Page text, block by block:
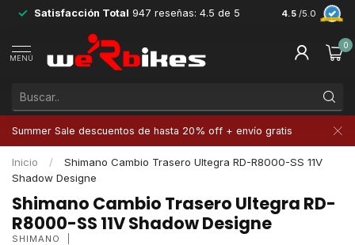
Satisfacción Total 947 reseñas: 4.5 de 5 4.5 /5.0
MENÚ
0
Summer Sale descuentos de hasta 20% off + envío gratis
Inicio /
Shimano Cambio Trasero Ultegra RD-R8000-SS 11V
Shadow Designe
Shimano Cambio Trasero Ultegra RD-
R8000-SS 11V Shadow Designe
SHIMANO